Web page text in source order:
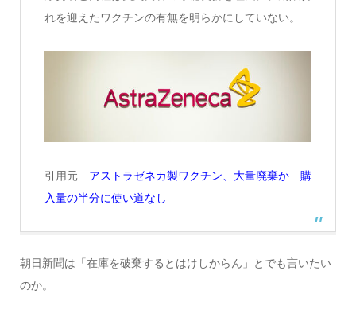
れを迎えたワクチンの有無を明らかにしていない。
引用元 アストラゼネカ製ワクチン、大量廃棄か 購
入量の半分に使い道なし
朝日新聞は「在庫を破棄するとはけしからん」とでも言いたい
のか。